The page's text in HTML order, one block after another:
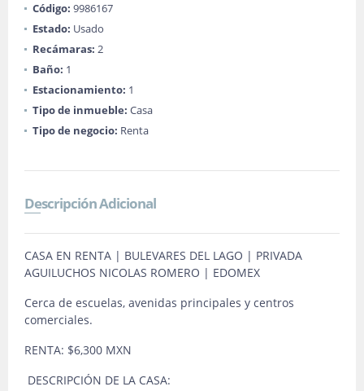
Código: 9986167
Estado: Usado
Recámaras: 2
Baño: 1
Estacionamiento: 1
Tipo de inmueble: Casa
Tipo de negocio: Renta
Descripción Adicional
CASA EN RENTA | BULEVARES DEL LAGO | PRIVADA
AGUILUCHOS NICOLAS ROMERO | EDOMEX
Cerca de escuelas, avenidas principales y centros
comerciales.
RENTA: $6,300 MXN
DESCRIPCIÓN DE LA CASA: